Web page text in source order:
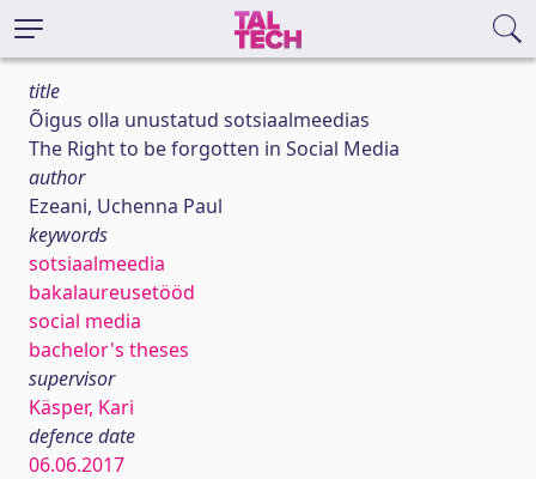
title
Õigus olla unustatud sotsiaalmeedias
The Right to be forgotten in Social Media
author
Ezeani, Uchenna Paul
keywords
sotsiaalmeedia
bakalaureusetööd
social media
bachelor's theses
supervisor
Käsper, Kari
defence date
06.06.2017